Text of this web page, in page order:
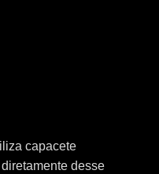
capacete
desse